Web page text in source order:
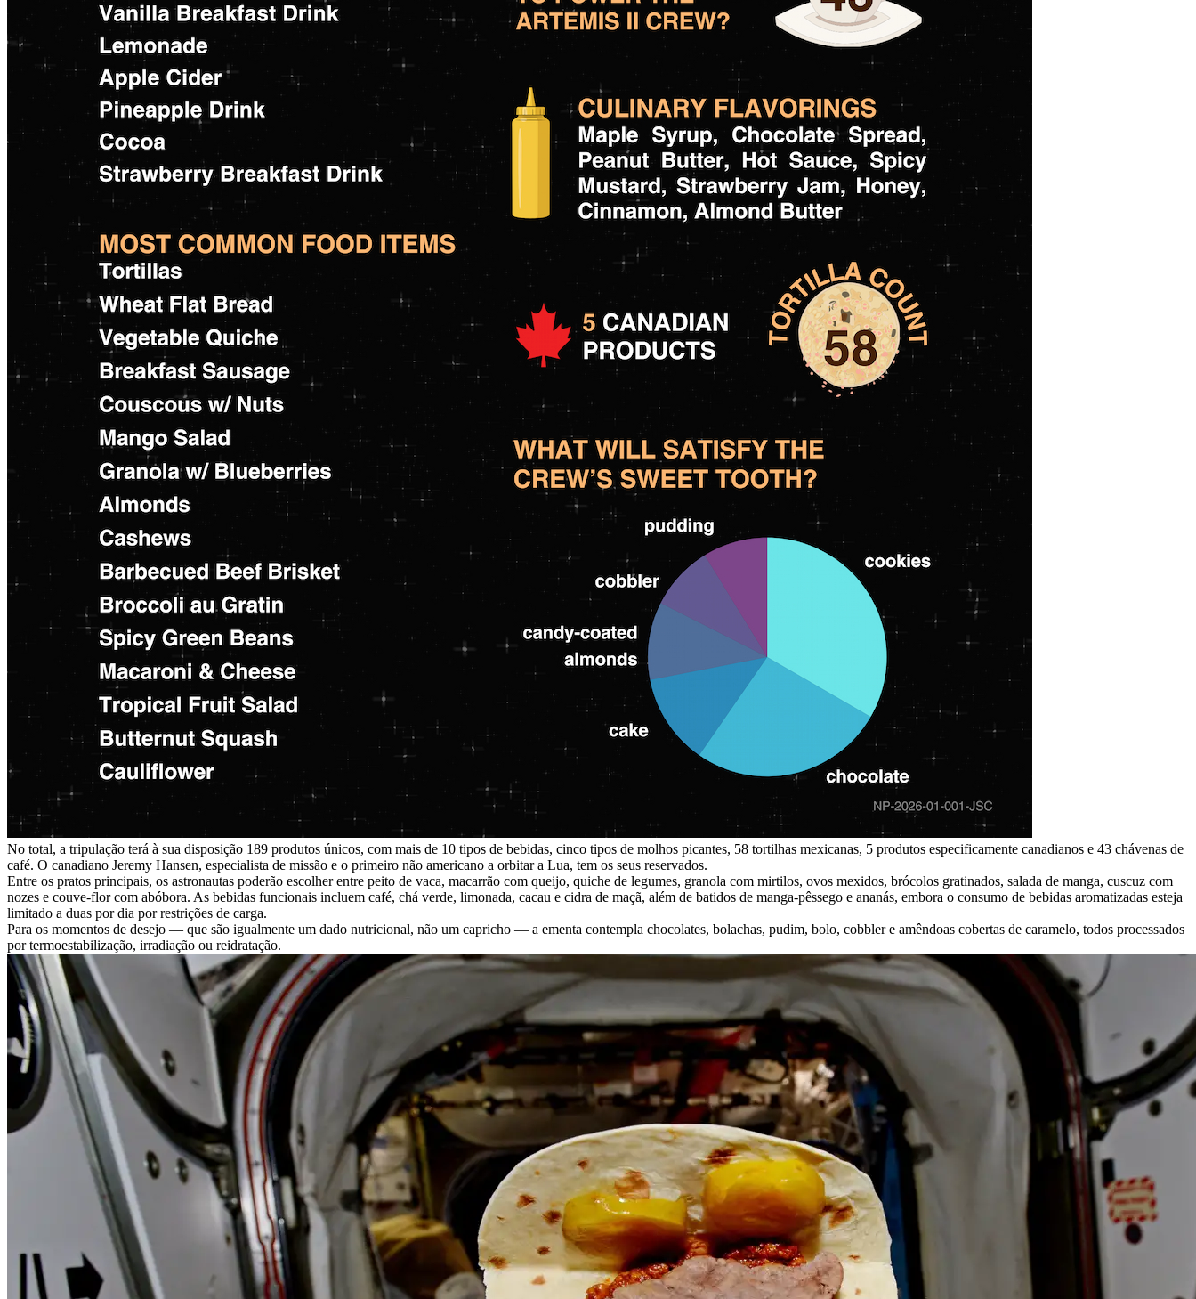
No total, a tripulação terá à sua disposição 189 produtos únicos, com mais de 10 tipos de bebidas, cinco tipos de molhos picantes, 58 tortilhas mexicanas, 5 produtos especificamente canadianos e 43 chávenas de
café. O canadiano Jeremy Hansen, especialista de missão e o primeiro não americano a orbitar a Lua, tem os seus reservados.
Entre os pratos principais, os astronautas poderão escolher entre peito de vaca, macarrão com queijo, quiche de legumes, granola com mirtilos, ovos mexidos, brócolos gratinados, salada de manga, cuscuz com
nozes e couve-flor com abóbora. As bebidas funcionais incluem café, chá verde, limonada, cacau e cidra de maçã, além de batidos de manga-pêssego e ananás, embora o consumo de bebidas aromatizadas esteja
limitado a duas por dia por restrições de carga.
Para os momentos de desejo — que são igualmente um dado nutricional, não um capricho — a ementa contempla chocolates, bolachas, pudim, bolo, cobbler e amêndoas cobertas de caramelo, todos processados
por termoestabilização, irradiação ou reidratação.